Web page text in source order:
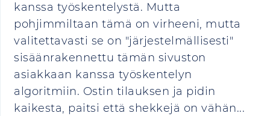
kanssa työskentelystä. Mutta
pohjimmiltaan tämä on virheeni, mutta
valitettavasti se on "järjestelmällisesti"
sisäänrakennettu tämän sivuston
asiakkaan kanssa työskentelyn
algoritmiin. Ostin tilauksen ja pidin
kaikesta, paitsi että shekkejä on vähän...